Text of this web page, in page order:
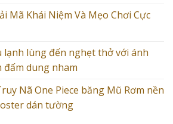
Mã Khái Niệm Và Mẹo Chơi Cực
lạnh lùng đến nghẹt thở với ánh
đấm dung nham
Nã One Piece băng Mũ Rơm nền
dán tường